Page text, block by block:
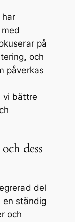
har
på
och
påverkas
vi bättre
dess
del
en ständig
och